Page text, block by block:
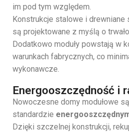
im pod tym względem.
Konstrukcje stalowe i
są projektowane z myślą o
Dodatkowo moduły powstają w
warunkach fabrycznych, co
wykonawcze.
Energooszczędność i
Nowoczesne domy modułowe
standardzie
Dzięki szczelnej konstrukcji,